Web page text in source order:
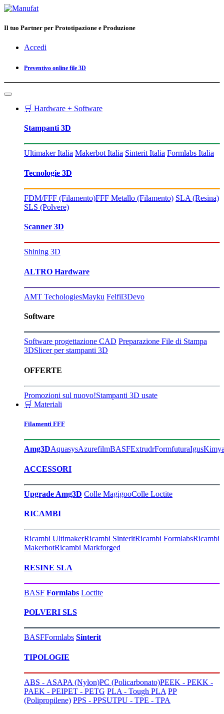
Il tuo Partner per Prototipazione e Produzione
Accedi
Preventivo online file 3D
🛒 Hardware + Software
Stampanti 3D
Ultimaker Italia Makerbot Italia Sinterit Italia Formlabs Italia
Tecnologie 3D
FDM/FFF (Filamento)FFF Metallo (Filamento) SLA (Resina)
SLS (Polvere)
Scanner 3D
Shining 3D
ALTRO Hardware
AMT TechologiesMayku Felfil3Devo
Software
Software progettazione CAD Preparazione File di Stampa
3DSlicer per stampanti 3D
OFFERTE
Promozioni sul nuovo!Stampanti 3D usate
🛒 Materiali
Filamenti FFF
Amg3DAquasysAzurefilmBASFExtrudrFormfuturaIgus
ACCESSORI
Upgrade Amg3D Colle MagigooColle Loctite
RICAMBI
Ricambi UltimakerRicambi SinteritRicambi FormlabsRicambi
MakerbotRicambi Markforged
RESINE SLA
BASF Formlabs Loctite
POLVERI SLS
BASFFormlabs Sinterit
TIPOLOGIE
ABS - ASAPA (Nylon)PC (Policarbonato)PEEK - PEKK -
PAEK - PEIPET - PETG PLA - Tough PLA PP
(Polipropilene) PPS - PPSUTPU - TPE - TPA